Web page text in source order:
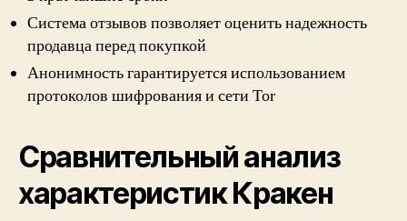
Система отзывов позволяет оценить надежность
продавца перед покупкой
Анонимность гарантируется использованием
протоколов шифрования и сети Tor
Сравнительный анализ
характеристик Кракен